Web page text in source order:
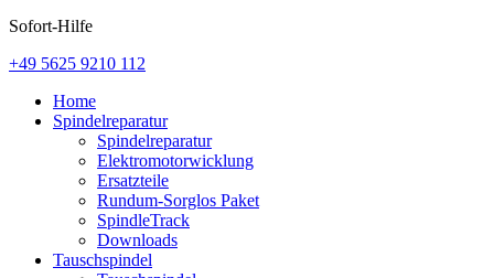
Sofort-Hilfe
+49 5625 9210 112
Home
Spindelreparatur
Spindelreparatur
Elektromotorwicklung
Ersatzteile
Rundum-Sorglos Paket
SpindleTrack
Downloads
Tauschspindel